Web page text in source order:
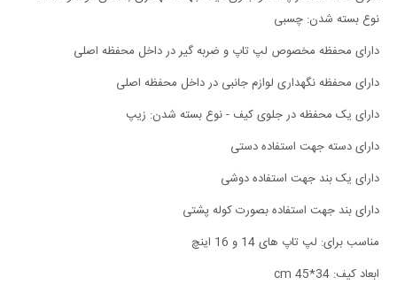
نوع بسته شدن: چسبی
دارای محفظه مخصوص لپ تاپ و ضربه گیر در داخل محفظه اصلی
دارای محفظه نگهداری لوازم جانبی در داخل محفظه اصلی
دارای یک محفظه در جلوی کیف - نوع بسته شدن: زیپ
دارای دسته جهت استفاده دستی
دارای یک بند جهت استفاده دوشی
دارای بند جهت استفاده بصورت کوله پشتی
مناسب برای: لپ تاپ های 14 و 16 اینچ
ابعاد کیف: cm 45*34